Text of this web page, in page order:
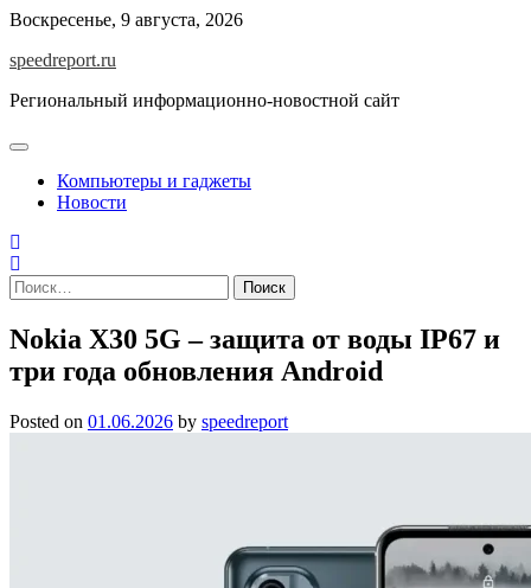
Skip
content
Воскресенье, 9 августа, 2026
speedreport.ru
Региональный информационно-новостной сайт
Компьютеры и гаджеты
Новости
Найти:
Nokia X30 5G – защита от воды IP67 и
три года обновления Android
Posted on 01.06.2026 by speedreport